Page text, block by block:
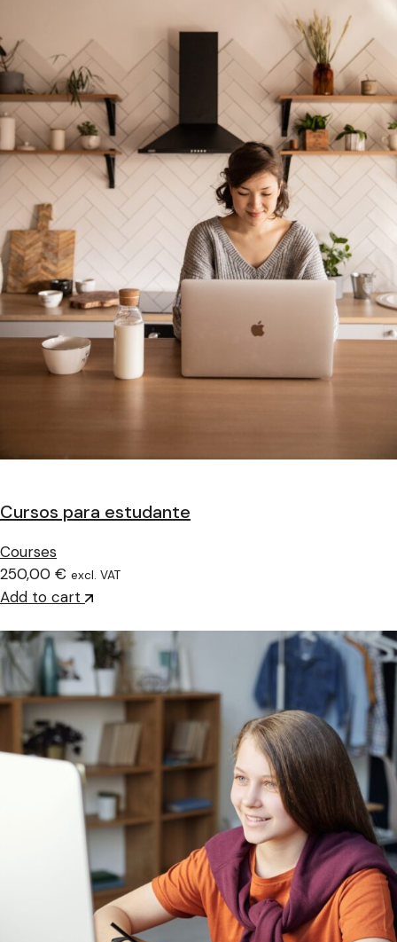
Cursos para estudante
Courses
250,00 € excl. VAT
Add to cart